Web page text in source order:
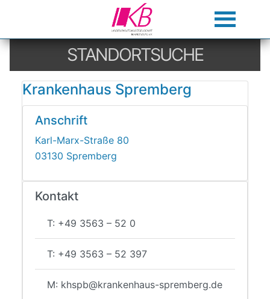
STANDORTSUCHE
Krankenhaus Spremberg
Anschrift
Karl-Marx-Straße 80
03130 Spremberg
Kontakt
T: +49 3563 – 52 0
T: +49 3563 – 52 397
M: khspb@krankenhaus-spremberg.de